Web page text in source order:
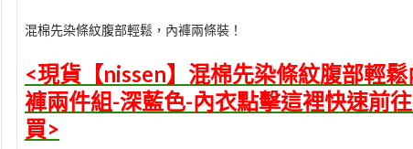
混棉先染條紋腹部輕鬆，內褲兩條裝！
<現貨【nissen】混棉先染條紋腹部輕鬆
褲兩件組-深藍色-內衣點擊這裡快速前
買>